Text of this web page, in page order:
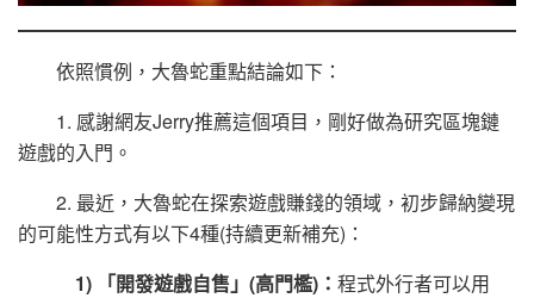
依照慣例，大魯蛇重點結論如下：
1. 感謝網友Jerry推薦這個項目，剛好做為研究區塊鏈
遊戲的入門。
2. 最近，大魯蛇在探索遊戲賺錢的領域，初步歸納變現
的可能性方式有以下4種(持續更新補充)：
1) 「開發遊戲自售」(高門檻)： 程式外行者可以用